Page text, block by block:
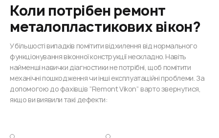
Коли потрібен ремонт
металопластикових вікон?
У більшості випадків помітити відхилення від нормального
функціонування віконної конструкції нескладно. Навіть
найменші навички діагностики не потрібні, щоб помітити
механічні пошкодження чи інші експлуатаційні проблеми. За
допомогою до фахівців “Remont Vikon” варто звернутися,
якщо ви виявили такі дефекти: